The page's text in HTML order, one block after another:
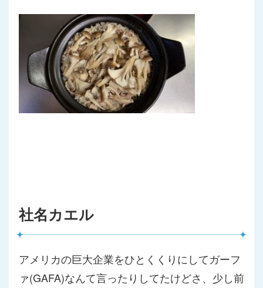
社名カエル
アメリカの巨大企業をひとくくりにしてガーフ
ァ(GAFA)なんて言ったりしてたけどさ、少し前